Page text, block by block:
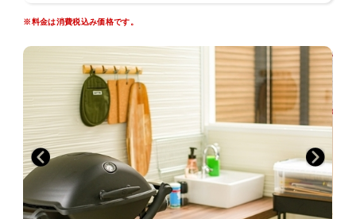
■JR市波駅より徒歩約15分、車で約4分
■北陸自動車道・福井ICより車で約15分
□一乗谷朝倉氏遺跡：車で約10分
□永平寺：車で約10分
□福井県立恐竜博物館：車で約40分
□越前大野城：車で約30分
※料金は消費税込み価格です。